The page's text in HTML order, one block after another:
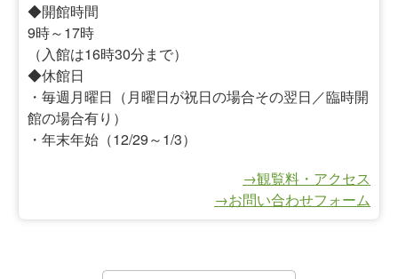
◆開館時間
9時～17時
（入館は16時30分まで）
◆休館日
・毎週月曜日（月曜日が祝日の場合その翌日／臨時開
館の場合有り）
・年末年始（12/29～1/3）
→観覧料・アクセス
→お問い合わせフォーム